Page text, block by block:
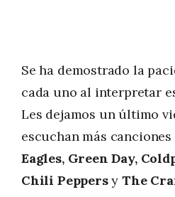
Se ha demostrado la
cada uno al interpretar
Les dejamos un último
escuchan más
Eagles, Green Day,
Chili PeppersyThe